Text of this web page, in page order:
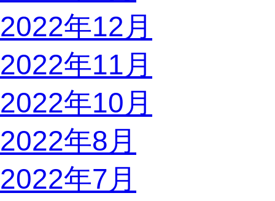
2022年12月
2022年11月
2022年10月
2022年8月
2022年7月